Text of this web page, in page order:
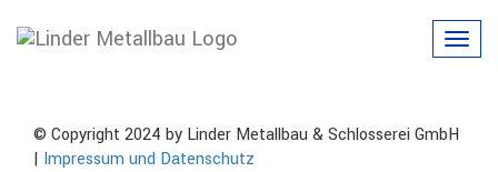
img_6514
© Copyright 2024 by Linder Metallbau & Schlosserei GmbH
| Impressum und Datenschutz